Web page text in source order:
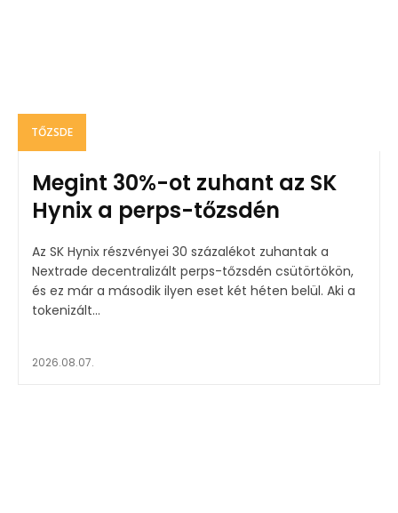
TŐZSDE
Megint 30%-ot zuhant az SK
Hynix a perps-tőzsdén
Az SK Hynix részvényei 30 százalékot zuhantak a
Nextrade decentralizált perps-tőzsdén csütörtökön,
és ez már a második ilyen eset két héten belül. Aki a
tokenizált...
2026.08.07.